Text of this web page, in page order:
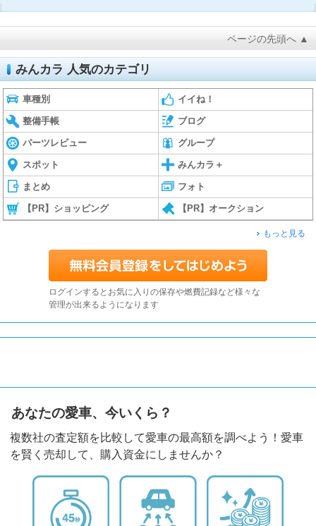
ページの先頭へ ▲
みんカラ 人気のカテゴリ
車種別 イイね！
整備手帳 ブログ
パーツレビュー グループ
スポット みんカラ＋
まとめ フォト
【PR】ショッピング 【PR】オークション
もっと見る
ログインするとお気に入りの保存や燃費記録など様々な
管理が出来るようになります
あなたの愛車、今いくら？
複数社の査定額を比較して愛車の最高額を調べよう！愛車
を賢く売却して、購入資金にしませんか？